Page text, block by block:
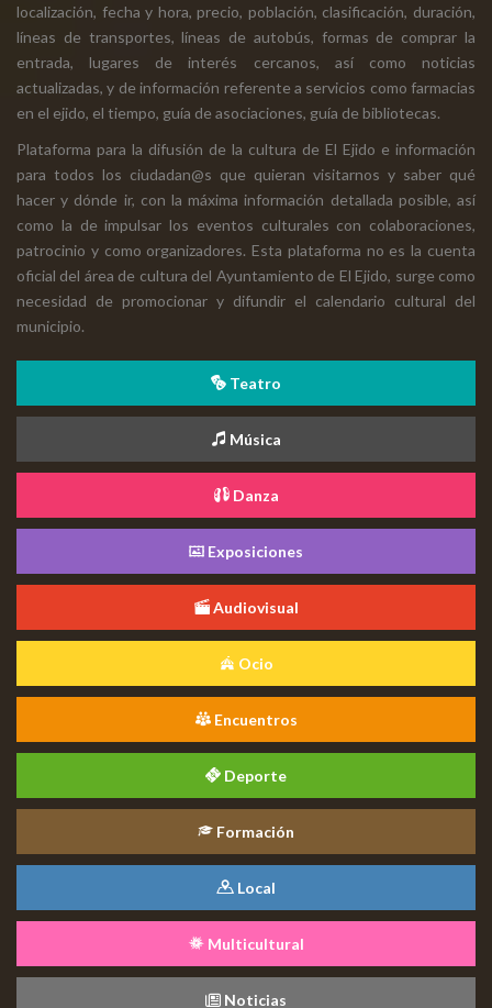
localización, fecha y hora, precio, población, clasificación, duración,
líneas de transportes, líneas de autobús, formas de comprar la
entrada, lugares de interés cercanos, así como noticias
actualizadas, y de información referente a servicios como farmacias
en el ejido, el tiempo, guía de asociaciones, guía de bibliotecas.
Plataforma para la difusión de la cultura de El Ejido e información
para todos los ciudadan@s que quieran visitarnos y saber qué
hacer y dónde ir, con la máxima información detallada posible, así
como la de impulsar los eventos culturales con colaboraciones,
patrocinio y como organizadores. Esta plataforma no es la cuenta
oficial del área de cultura del Ayuntamiento de El Ejido, surge como
necesidad de promocionar y difundir el calendario cultural del
municipio.
Teatro
Música
Danza
Exposiciones
Audiovisual
Ocio
Encuentros
Deporte
Formación
Local
Multicultural
Noticias